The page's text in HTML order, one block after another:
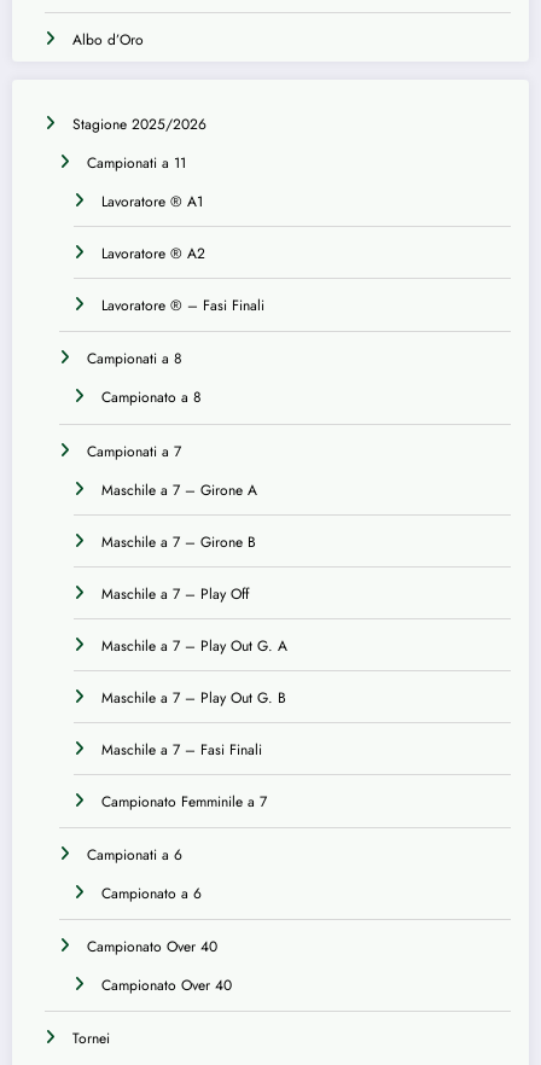
Albo d’Oro
Stagione 2025/2026
Campionati a 11
Lavoratore ® A1
Lavoratore ® A2
Lavoratore ® – Fasi Finali
Campionati a 8
Campionato a 8
Campionati a 7
Maschile a 7 – Girone A
Maschile a 7 – Girone B
Maschile a 7 – Play Off
Maschile a 7 – Play Out G. A
Maschile a 7 – Play Out G. B
Maschile a 7 – Fasi Finali
Campionato Femminile a 7
Campionati a 6
Campionato a 6
Campionato Over 40
Campionato Over 40
Tornei